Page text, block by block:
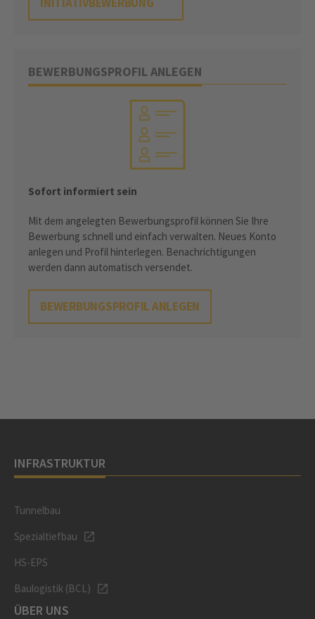
BEWERBUNGSPROFIL ANLEGEN
Sofort informiert sein
Mit dem angelegten Bewerbungsprofil können Sie Ihre
Bewerbung schnell und einfach verwalten. Neues Konto
anlegen und Profil hinterlegen. Benachrichtigungen
werden dann automatisch versendet.
BEWERBUNGSPROFIL ANLEGEN
INFRASTRUKTUR
Tunnelbau
Spezialtiefbau
HS-EPS
Baulogistik (BCL)
ÜBER UNS